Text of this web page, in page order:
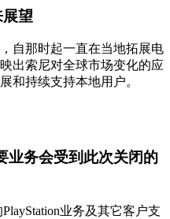
望
自那时起一直在当地拓展电
出索尼对全球市场变化的应
和持续支持本地用户。
业务会受到此次关闭的
业务及其它客户支